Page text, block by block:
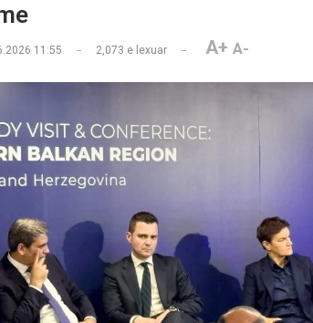
11:55 2,073 e lexuar A+ A-